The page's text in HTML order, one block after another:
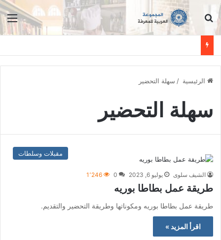
ابحث عن
الرئيسية / سهلة التحضير
سهلة التحضير
مقبلات وسلطات
الشيف سلوى يوليو 6, 2023 0 1٬246
طريقة عمل بطاطا بوريه
طريقة عمل بطاطا بوريه ومكوناتها وطريقة التحضير والتقديم.
اقرأ المزيد »